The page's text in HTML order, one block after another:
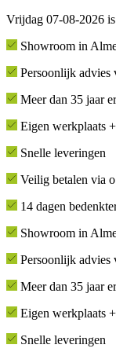
Vrijdag 07-08-2026
Showroom in
Persoonlijk advies
Meer dan 35 jaar
Eigen werkplaats
Snelle leveringen
Veilig betalen via
14 dagen
Showroom in
Persoonlijk advies
Meer dan 35 jaar
Eigen werkplaats
Snelle leveringen